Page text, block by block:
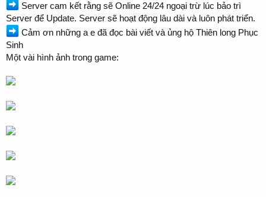
Server cam kết rằng sẽ Online 24/24 ngoại trừ lúc bảo trì
Server để Update. Server sẽ hoạt động lâu dài và luôn phát triển.
Cảm ơn những a e đã đọc bài viết và ủng hộ Thiên long Phục
Sinh
Một vài hình ảnh trong game: